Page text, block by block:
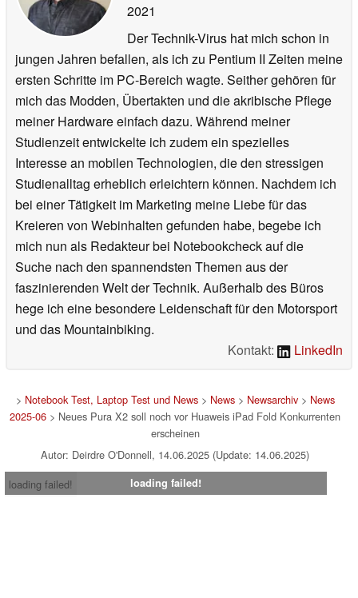
2021
Der Technik-Virus hat mich schon in
jungen Jahren befallen, als ich zu Pentium II Zeiten meine
ersten Schritte im PC-Bereich wagte. Seither gehören für
mich das Modden, Übertakten und die akribische Pflege
meiner Hardware einfach dazu. Während meiner
Studienzeit entwickelte ich zudem ein spezielles
Interesse an mobilen Technologien, die den stressigen
Studienalltag erheblich erleichtern können. Nachdem ich
bei einer Tätigkeit im Marketing meine Liebe für das
Kreieren von Webinhalten gefunden habe, begebe ich
mich nun als Redakteur bei Notebookcheck auf die
Suche nach den spannendsten Themen aus der
faszinierenden Welt der Technik. Außerhalb des Büros
hege ich eine besondere Leidenschaft für den Motorsport
und das Mountainbiking.
Kontakt:
LinkedIn
> Notebook Test, Laptop Test und News> News> Newsarchiv> News
2025-06 > Neues Pura X2 soll noch vor Huaweis iPad Fold Konkurrenten
erscheinen
Autor: Deirdre O'Donnell, 14.06.2025 (Update: 14.06.2025)
loading failed!
loading failed!